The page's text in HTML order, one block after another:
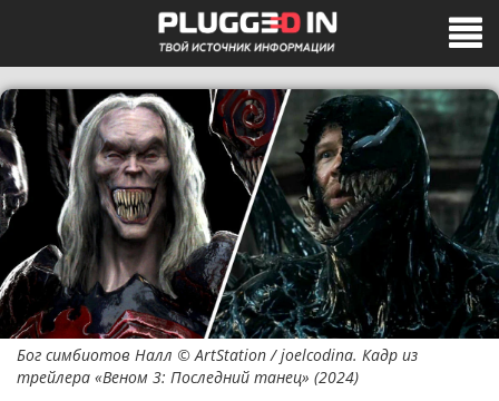
Бог симбиотов Налл © ArtStation / joelcodina. Кадр из
трейлера «Веном 3: Последний танец» (2024)